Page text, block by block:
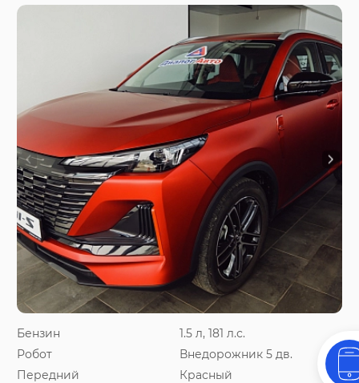
Бензин
1.5 л, 181 л.с.
Робот
Внедорожник 5 дв.
Передний
Красный